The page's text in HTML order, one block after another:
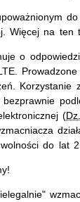
Więcej na ten
o
Korzystanie
bezprawnie
(
do lat 2.